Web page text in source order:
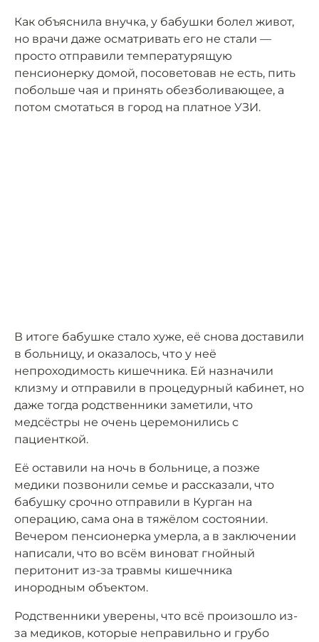
Как объяснила внучка, у бабушки болел живот,
но врачи даже осматривать его не стали —
просто отправили температурящую
пенсионерку домой, посоветовав не есть, пить
побольше чая и принять обезболивающее, а
потом смотаться в город на платное УЗИ.
В итоге бабушке стало хуже, её снова доставили
в больницу, и оказалось, что у неё
непроходимость кишечника. Ей назначили
клизму и отправили в процедурный кабинет, но
даже тогда родственники заметили, что
медсёстры не очень церемонились с
пациенткой.
Её оставили на ночь в больнице, а позже
медики позвонили семье и рассказали, что
бабушку срочно отправили в Курган на
операцию, сама она в тяжёлом состоянии.
Вечером пенсионерка умерла, а в заключении
написали, что во всём виноват гнойный
перитонит из-за травмы кишечника
инородным объектом.
Родственники уверены, что всё произошло из-
за медиков, которые неправильно и грубо